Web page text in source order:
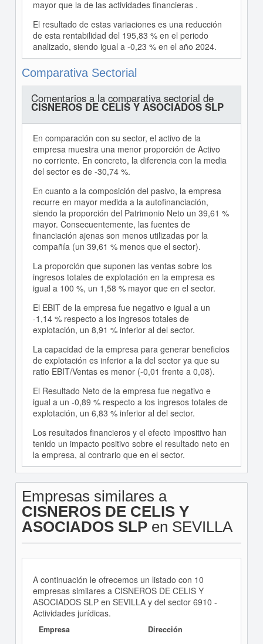
mayor que la de las actividades financieras .
El resultado de estas variaciones es una reducción
de esta rentabilidad del 195,83 % en el periodo
analizado, siendo igual a -0,23 % en el año 2024.
Comparativa Sectorial
Comentarios a la comparativa sectorial de
CISNEROS DE CELIS Y ASOCIADOS SLP
En comparación con su sector, el activo de la
empresa muestra una menor proporción de Activo
no corriente. En concreto, la diferencia con la media
del sector es de -30,74 %.
En cuanto a la composición del pasivo, la empresa
recurre en mayor medida a la autofinanciación,
siendo la proporción del Patrimonio Neto un 39,61 %
mayor. Consecuentemente, las fuentes de
financiación ajenas son menos utilizadas por la
compañía (un 39,61 % menos que el sector).
La proporción que suponen las ventas sobre los
ingresos totales de explotación en la empresa es
igual a 100 %, un 1,58 % mayor que en el sector.
El EBIT de la empresa fue negativo e igual a un
-1,14 % respecto a los ingresos totales de
explotación, un 8,91 % inferior al del sector.
La capacidad de la empresa para generar beneficios
de explotación es inferior a la del sector ya que su
ratio EBIT/Ventas es menor (-0,01 frente a 0,08).
El Resultado Neto de la empresa fue negativo e
igual a un -0,89 % respecto a los ingresos totales de
explotación, un 6,83 % inferior al del sector.
Los resultados financieros y el efecto impositivo han
tenido un impacto positivo sobre el resultado neto en
la empresa, al contrario que en el sector.
Empresas similares a
CISNEROS DE CELIS Y
ASOCIADOS SLPen SEVILLA
A continuación le ofrecemos un listado con 10
empresas similares a CISNEROS DE CELIS Y
ASOCIADOS SLP en SEVILLA y del sector 6910 -
Actividades jurídicas.
Empresa
Dirección